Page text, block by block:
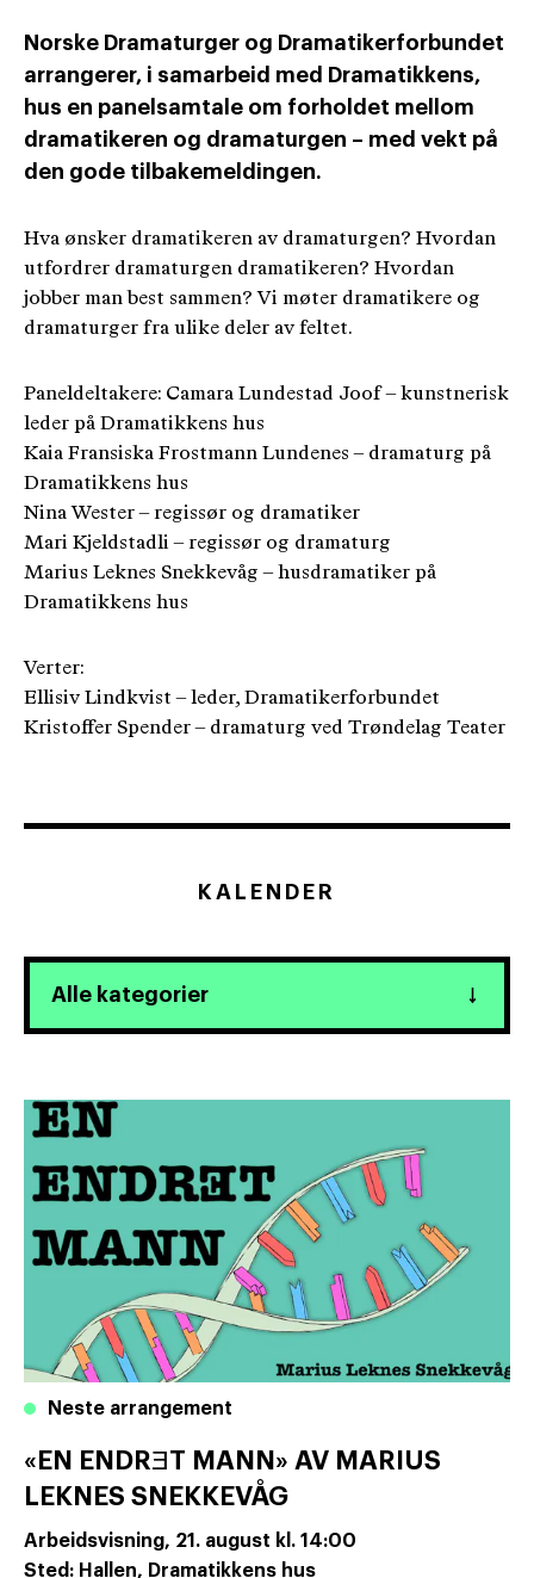
Norske Dramaturger og Dramatikerforbundet
arrangerer, i samarbeid med Dramatikkens,
hus en panelsamtale om forholdet mellom
dramatikeren og dramaturgen – med vekt på
den gode tilbakemeldingen.
Hva ønsker dramatikeren av dramaturgen? Hvordan
utfordrer dramaturgen dramatikeren? Hvordan
jobber man best sammen? Vi møter dramatikere og
dramaturger fra ulike deler av feltet.
Paneldeltakere: Camara Lundestad Joof – kunstnerisk
leder på Dramatikkens hus
Kaia Fransiska Frostmann Lundenes – dramaturg på
Dramatikkens hus
Nina Wester – regissør og dramatiker
Mari Kjeldstadli – regissør og dramaturg
Marius Leknes Snekkevåg – husdramatiker på
Dramatikkens hus
Verter:
Ellisiv Lindkvist – leder, Dramatikerforbundet
Kristoffer Spender – dramaturg ved Trøndelag Teater
KALENDER
Neste arrangement
«EN ENDRƎT MANN» AV MARIUS
LEKNES SNEKKEVÅG
Arbeidsvisning, 21. august kl. 14:00
Sted: Hallen, Dramatikkens hus